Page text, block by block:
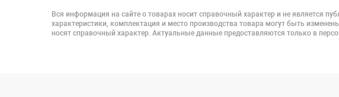
Вся информация на сайте о товарах носит справочный характер и не является
характеристики, комплектация и место производства товара могут быть
носят справочный характер. Актуальные данные предоставляются только в